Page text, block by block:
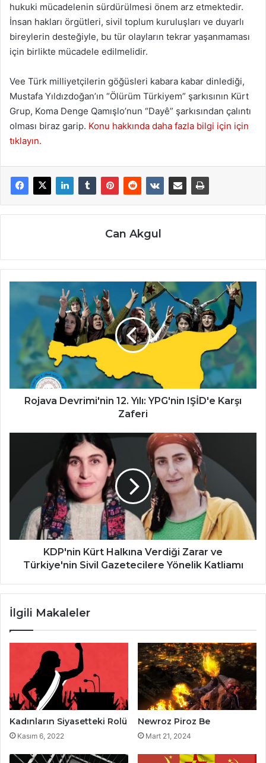
hukuki mücadelenin sürdürülmesi önem arz etmektedir.
İnsan hakları örgütleri, sivil toplum kuruluşları ve duyarlı
bireylerin desteğiyle, bu tür olayların tekrar yaşanmaması
için birlikte mücadele edilmelidir.
Vee Türk milliyetçilerin göğüsleri kabara kabar dinlediği,
Mustafa Yıldızdoğan’ın “Ölürüm Türkiyem” şarkısının Kürt
Grup, Koma Denge Qamışlo’nun “Dayê” şarkısından çalıntı
olması biraz garip. Konu hakkında daha fazla bilgi için için
tıklayın.
Can Akgul
Devrimi'nin
YPG'nin
IŞİD'e
Karşı
Rojava Devrimi'nin 12. Yılı: YPG'nin IŞİD'e Karşı
Zaferi
Verdiği
Zarar
ve
Türkiye'nin
Sivil
Gazetecilere
Katliamı
KDP'nin Kürt Halkına Verdiği Zarar ve
Türkiye'nin Sivil Gazetecilere Yönelik Katliamı
İlgili Makaleler
Kadınların Siyasetteki Rolü
Kasım 6, 2022
Newroz Piroz Be
Mart 21, 2024